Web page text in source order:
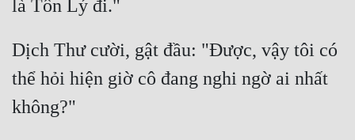
Dịch Thư cười, gật đầu: "Được, vậy tôi có
thể hỏi hiện giờ cô đang nghi ngờ ai nhất